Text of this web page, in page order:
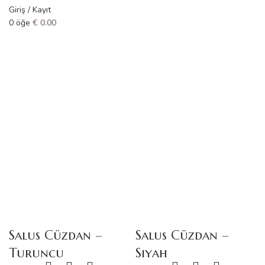
Giriş / Kayıt
0 öğe € 0.00
Salus Cüzdan –
Turuncu
Salus Cüzdan –
Siyah